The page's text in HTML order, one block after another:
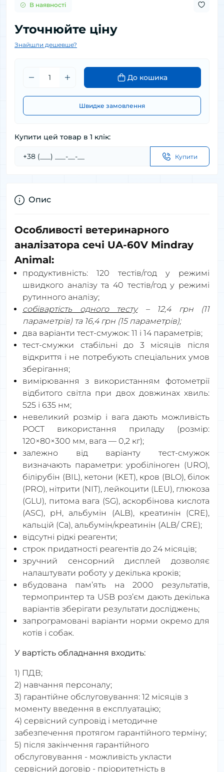
В наявності
Уточнюйте ціну
Знайшли дешевше?
До кошика
Швидке замовлення
Купити цей товар в 1 клік:
Купити
Опис
Особливості ветеринарного
аналізатора сечі UA-60V Mindray
Animal:
продуктивність: 120 тестів/год у режимі
швидкого аналізу та 40 тестів/год у режимі
рутинного аналізу;
собівартість одного тесту– 12,4 грн (11
параметрів) та 16,4 грн (15 параметрів);
два варіанти тест-смужок: 11 і 14 параметрів;
тест-смужки стабільні до 3 місяців після
відкриття і не потребують спеціальних умов
зберігання;
вимірювання з використанням фотометрії
відбитого світла при двох довжинах хвиль:
525 і 635 нм;
невеликий розмір і вага дають можливість
POCT використання приладу (розмір:
120×80×300 мм, вага — 0,2 кг);
залежно від варіанту тест-смужок
визначають параметри: уробіліноген (URO),
білірубін (BIL), кетони (KET), кров (BLO), білок
(PRO), нітрити (NIT), лейкоцити (LEU), глюкоза
(GLU), питома вага (SG), аскорбінова кислота
(ASC), pH, альбумін (ALB), креатинін (CRE),
кальцій (Ca), альбумін/креатинін (ALB/ CRE);
відсутні рідкі реагенти;
строк придатності реагентів до 24 місяців;
зручний сенсорний дисплей дозволяє
налаштувати роботу у декілька кроків;
вбудована пам’ять на 2000 результатів,
термопринтер та USB роз’єм дають декілька
варіантів зберігати результати досліджень;
запрограмовані варіанти норми окремо для
котів і собак.
У вартість обладнання входить:
1) ПДВ;
2) навчання персоналу;
3) гарантійне обслуговування: 12 місяців з
моменту введення в експлуатацію;
4) сервісний супровід і методичне
забезпечення протягом гарантійного терміну;
5) після закінчення гарантійного
обслуговування - можливість укласти
сервісний договір - пріоритетність в